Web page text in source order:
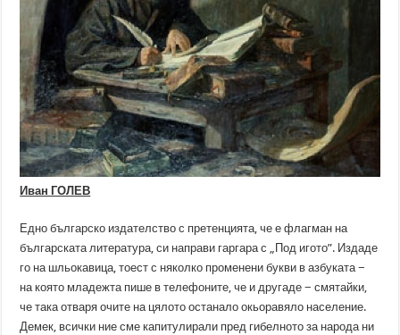
Иван ГОЛЕВ
Едно българско издателство с претенцията, че е флагман на
българската литература, си направи гаргара с „Под игото”. Издаде
го на шльокавица, тоест с няколко променени букви в азбуката −
на която младежта пише в телефоните, че и другаде − смятайки,
че така отваря очите на цялото останало окьоравяло население.
Демек, всички ние сме капитулирали пред гибелното за народа ни